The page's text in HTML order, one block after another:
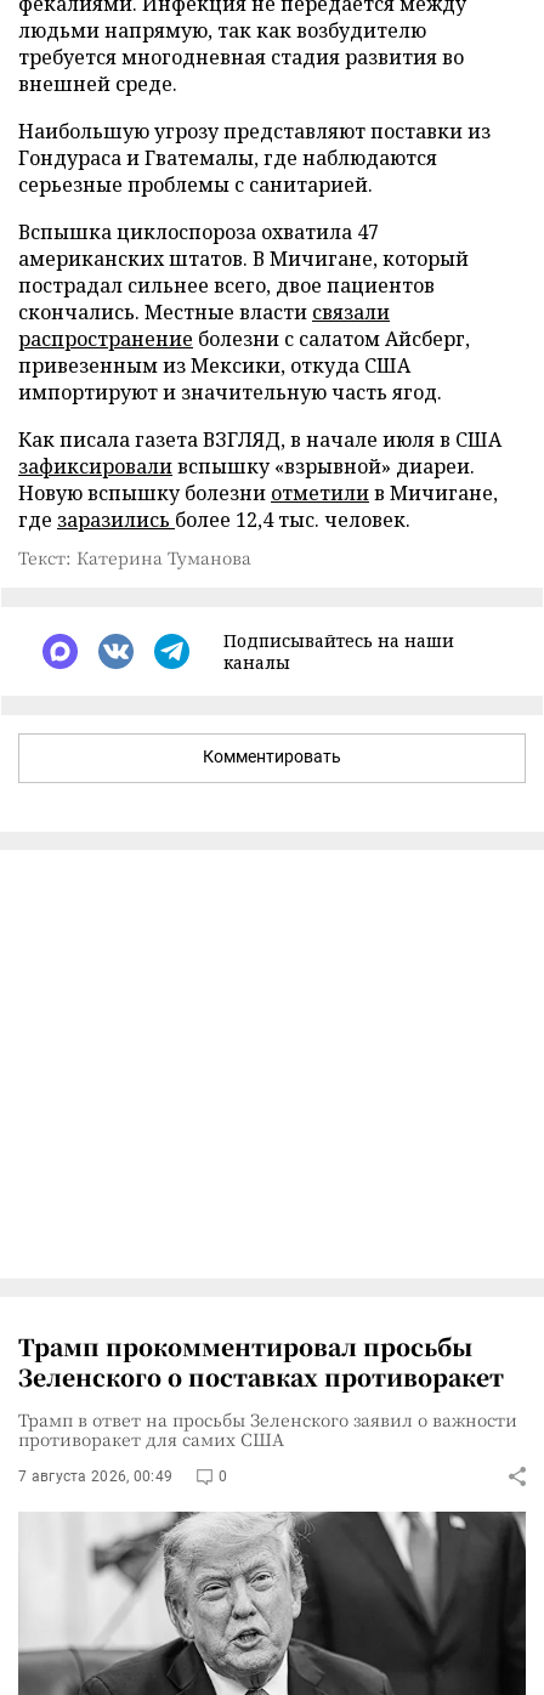
людьми напрямую, так как возбудителю
требуется многодневная стадия развития во
внешней среде.
Наибольшую угрозу представляют поставки из
Гондураса и Гватемалы, где наблюдаются
серьезные проблемы с санитарией.
Вспышка циклоспороза охватила 47
американских штатов. В Мичигане, который
пострадал сильнее всего, двое пациентов
скончались. Местные власти связали
распространение болезни с салатом Айсберг,
привезенным из Мексики, откуда США
импортируют и значительную часть ягод.
Как писала газета ВЗГЛЯД, в начале июля в США
зафиксироваливспышку «взрывной» диареи.
Новую вспышку болезни отметилив Мичигане,
где заразились более 12,4 тыс. человек.
Текст: Катерина Туманова
Подписывайтесь на наши
каналы
Комментировать
Трамп прокомментировал просьбы
Зеленского о поставках противоракет
Трамп в ответ на просьбы Зеленского заявил о важности
противоракет для самих США
7 августа 2026, 00:49 0